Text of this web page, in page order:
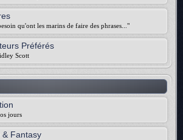
qu'ont les marins de faire des phrases..."
Préférés
Scott
jours
& Fantasy